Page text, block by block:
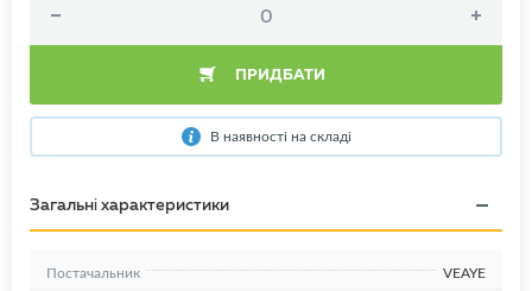
ПРИДБАТИ
В наявності на складі
Загальні характеристики
Постачальник
VEAYE